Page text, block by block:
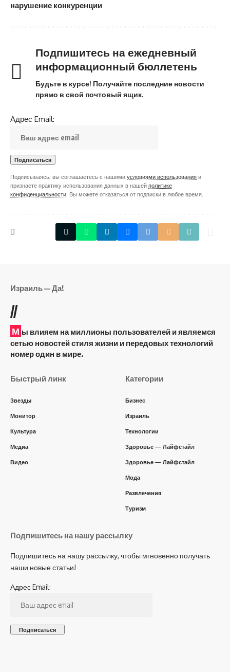
нарушение конкуренции
Подпишитесь на ежедневный
информационный бюллетень
Будьте в курсе! Получайте последние новости
прямо в свой почтовый ящик.
Адрес Email:
Подписываясь, вы соглашаетесь с нашими условиями использования и
признаете практику использования данных в нашей политике
конфиденциальности . Вы можете отказаться от подписки в любое время.
Израиль — Да!
//
М ы влияем на миллионы пользователей и являемся
сетью новостей стиля жизни и передовых технологий
номер один в мире.
Быстрый линк
Звезды
Монитор
Культура
Медиа
Видео
Категории
Бизнес
Израиль
Технологии
Здоровье — Лайфстайл
Здоровье — Лайфстайл
Мода
Развлечения
Туризм
Подпишитесь на нашу рассылку
Подпишитесь на нашу рассылку, чтобы мгновенно получать
наши новые статьи!
Адрес Email: